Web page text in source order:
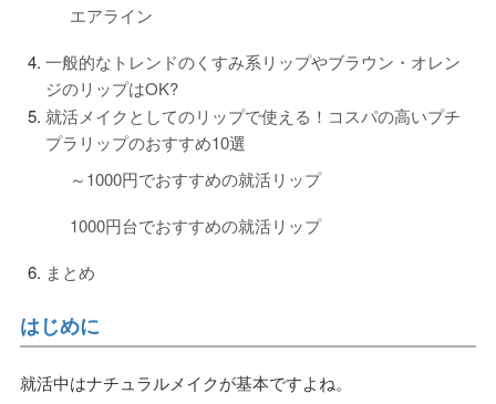
エアライン
一般的なトレンドのくすみ系リップやブラウン・オレン
ジのリップはOK?
就活メイクとしてのリップで使える！コスパの高いプチ
プラリップのおすすめ10選
～1000円でおすすめの就活リップ
1000円台でおすすめの就活リップ
まとめ
はじめに
就活中はナチュラルメイクが基本ですよね。